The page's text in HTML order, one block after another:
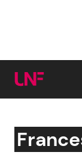
Cerca: